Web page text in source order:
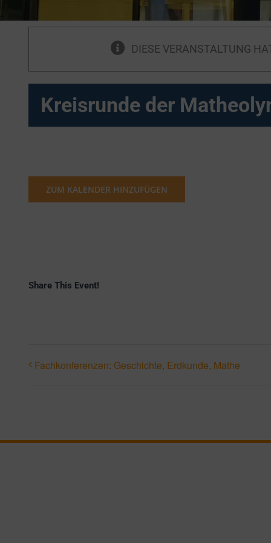
DIESE VERANSTALTUNG
Kreisrunde der
ZUM KALENDER HINZUFÜGEN
Share This Event!
Fachkonferenzen: Geschichte, Erdkunde, Mathe